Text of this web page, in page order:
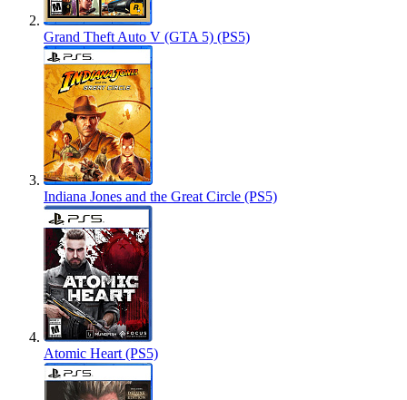
Grand Theft Auto V (GTA 5) (PS5)
Indiana Jones and the Great Circle (PS5)
Atomic Heart (PS5)